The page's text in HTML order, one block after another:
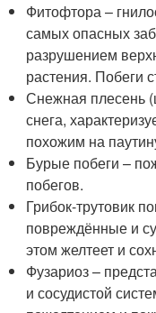
Фитофтора –
самых опасных
разрушением
растения. Побеги
Снежная плесень
снега,
похожим на
Бурые побеги –
побегов.
Грибок-трутовик
повреждённые и
этом желтеет и
Фузариоз –
и сосудистой